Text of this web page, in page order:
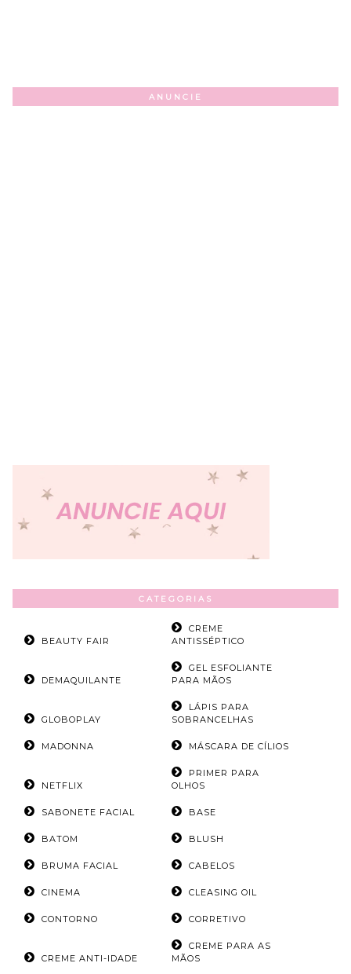
ANUNCIE
CATEGORIAS
BEAUTY FAIR
CREME
ANTISSÉPTICO
DEMAQUILANTE
GEL ESFOLIANTE
PARA MÃOS
GLOBOPLAY
LÁPIS PARA
SOBRANCELHAS
MADONNA MÁSCARA DE CÍLIOS
NETFLIX
PRIMER PARA
OLHOS
SABONETE FACIAL BASE
BATOM BLUSH
BRUMA FACIAL CABELOS
CINEMA CLEASING OIL
CONTORNO CORRETIVO
CREME ANTI-IDADE
CREME PARA AS
MÃOS